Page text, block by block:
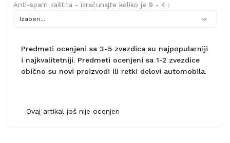
Anti-spam zaštita - izračunajte koliko je 9 - 4 :
Predmeti ocenjeni sa 3-5 zvezdica su najpopularniji
i najkvalitetniji. Predmeti ocenjeni sa 1-2 zvezdice
obično su novi proizvodi ili retki delovi automobila.
Ovaj artikal još nije ocenjen